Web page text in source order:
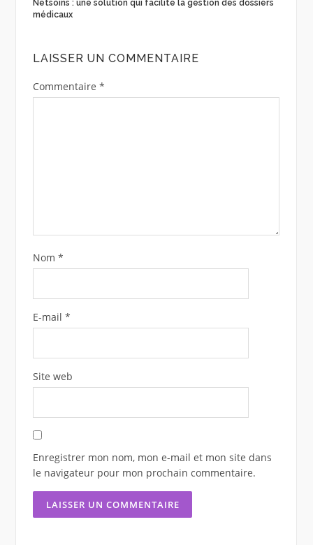
Netsoins : une solution qui facilite la gestion des dossiers
médicaux
LAISSER UN COMMENTAIRE
Commentaire *
Nom *
E-mail *
Site web
Enregistrer mon nom, mon e-mail et mon site dans
le navigateur pour mon prochain commentaire.